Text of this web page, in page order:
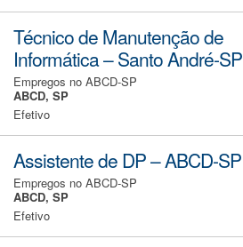
Técnico de Manutenção de
Informática – Santo André-SP
Empregos no ABCD-SP
ABCD, SP
Efetivo
Assistente de DP – ABCD-SP
Empregos no ABCD-SP
ABCD, SP
Efetivo